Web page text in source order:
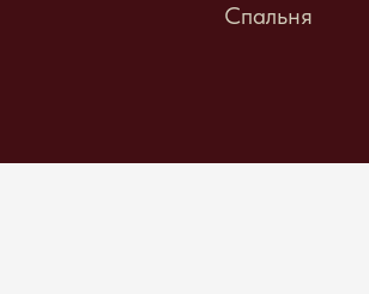
Спальня